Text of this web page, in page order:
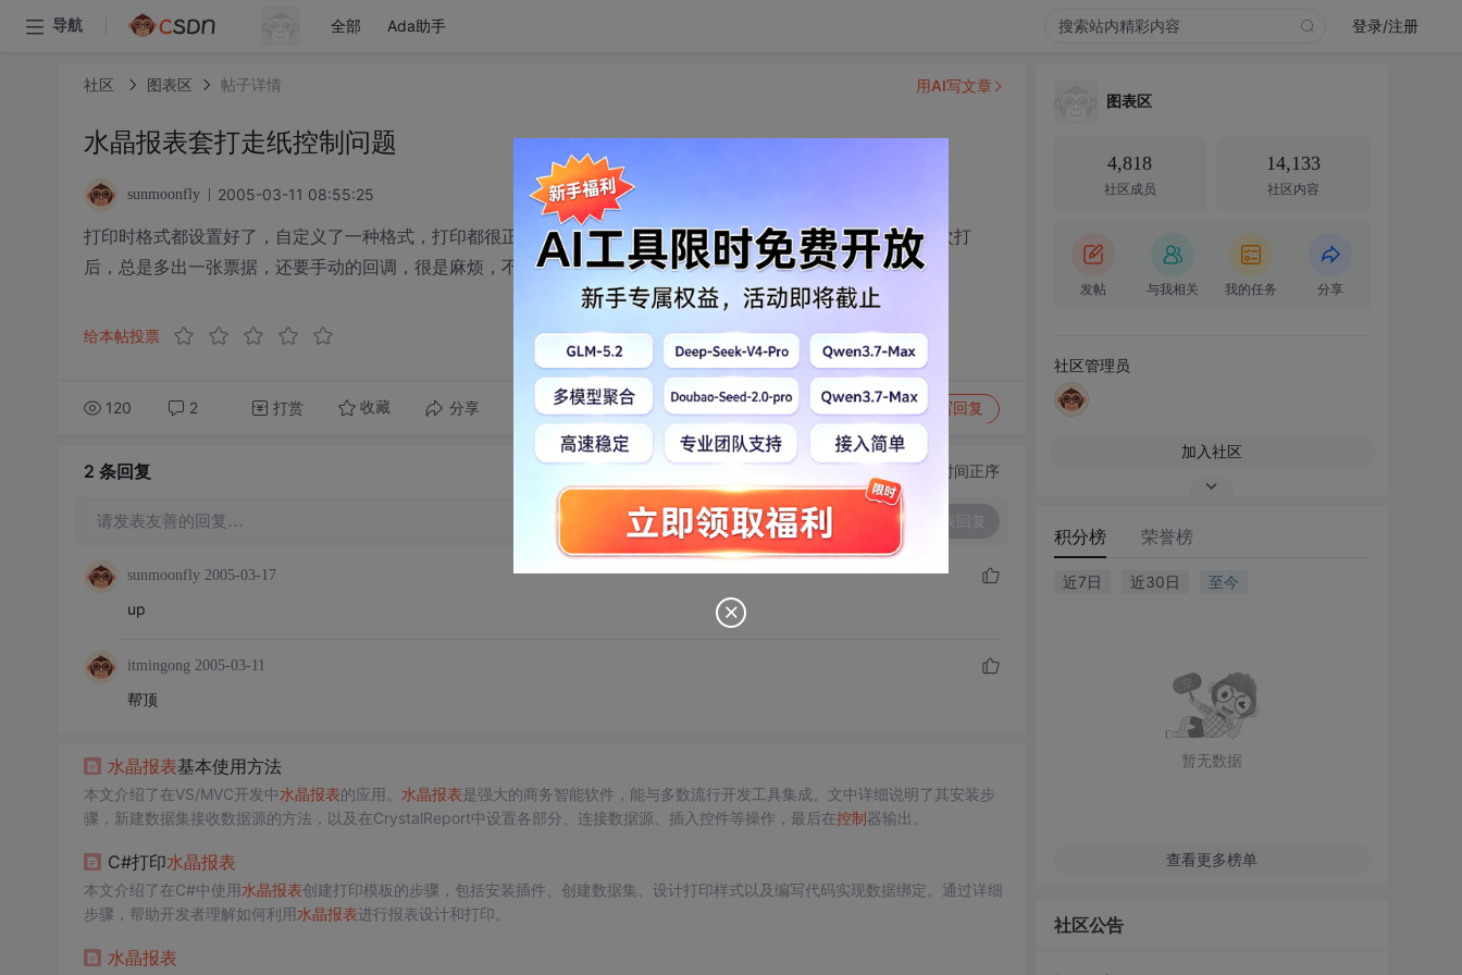
导航 全部 Ada助手 登录/注册
社区 图表区 帖子详情
水晶报表套打走纸控制问题
sunmoonfly 2005-03-11 08:55:25
打印时格式都设置好了，自定义了一种格式，打印都很正常，前几个月客户都用的很好，后来不知是什么原因每次打
后，总是多出一张票据，还要手动的回调，很是麻烦，不知谁遇到过，帮忙解决一下，谢谢！
给本帖投票
120 2 打赏 收藏 分享 转发到动态 举报 写回复
用AI写文章
2 条回复 切换为时间正序
请发表友善的回复…
sunmoonfly 2005-03-17
up
itmingong 2005-03-11
帮顶
水晶报表基本使用方法
本文介绍了在VS/MVC开发中水晶报表的应用。 水晶报表是强大的商务智能软件，能与多数流行开发工具集成。文中详细说明了其安装步
骤，新建数据集接收数据源的方法，以及在CrystalReport中设置各部分、连接数据源、插入控件等操作，最后在控制器输出。
C#打印水晶报表
本文介绍了在C#中使用水晶报表创建打印模板的步骤，包括安装插件、创建数据集、设计打印样式以及编写代码实现数据绑定。通过详细
步骤，帮助开发者理解如何利用水晶报表进行报表设计和打印。
水晶报表
图表区
4,818
社区成员
14,133
社区内容
发帖 与我相关 我的任务 分享
社区管理员
加入社区
积分榜 荣誉榜
近7日 近30日 至今
暂无数据
查看更多榜单
社区公告